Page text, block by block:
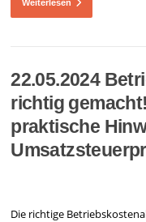
Weiterlesen
22.05.2024
richtig
praktische
Die richtige